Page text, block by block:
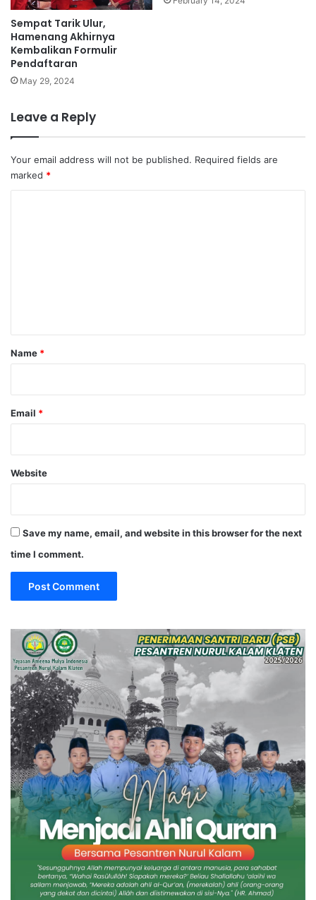
Sempat Tarik Ulur,
Hamenang Akhirnya
Kembalikan Formulir
Pendaftaran
May 29, 2024
Leave a Reply
Your email address will not be published. Required fields are
marked *
Name *
Email *
Website
Save my name, email, and website in this browser for the next
time I comment.